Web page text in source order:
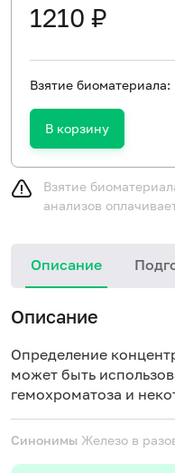
1210 ₽
Взятие биоматериала:
В корзину
Взятие
анализов
Описание
Описание
Определение
может быть
гемохроматоза и
Синонимы Железо в